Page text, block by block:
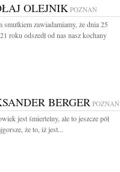
OLEJNIKPOZNAŃ
smutkiem zawiadamiamy, że dnia 25
roku odszedł od nas nasz kochany
BERGER POZNAŃ
jest śmiertelny, ale to jeszcze pół
że to, iż jest...